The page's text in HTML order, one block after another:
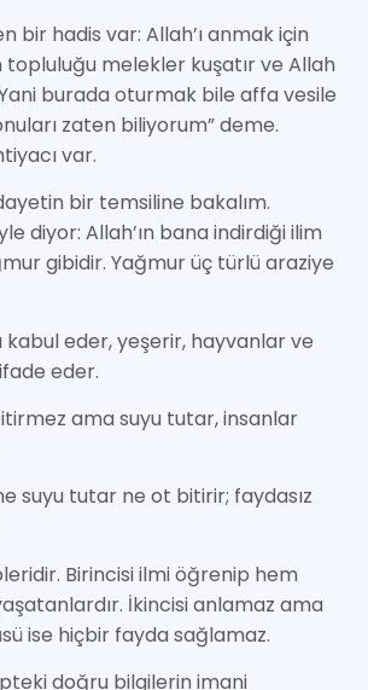
bir hadis var: Allah’ı anmak için
melekler kuşatır ve Allah
burada oturmak bile affa vesile
zaten biliyorum” deme.
var.
bir temsiline bakalım.
diyor: Allah’ın bana indirdiği ilim
gibidir. Yağmur üç türlü araziye
kabul eder, yeşerir, hayvanlar ve
eder.
ama suyu tutar, insanlar
suyu tutar ne ot bitirir; faydasız
Birincisi ilmi öğrenip hem
İkincisi anlamaz ama
ise hiçbir fayda sağlamaz.
doğru bilgilerin imani